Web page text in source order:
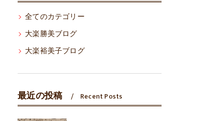
全てのカテゴリー
大楽勝美ブログ
大楽裕美子ブログ
最近の投稿 Recent Posts